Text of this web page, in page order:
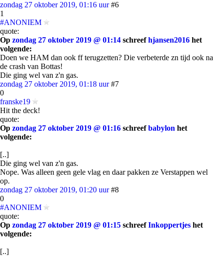
zondag 27 oktober 2019, 01:16 uur #6
1
#ANONIEM
quote:
Op zondag 27 oktober 2019 @ 01:14 schreefhjansen2016 het
volgende:
Doen we HAM dan ook ff terugzetten? Die verbeterde zn tijd ook na
de crash van Bottas!
Die ging wel van z'n gas.
zondag 27 oktober 2019, 01:18 uur #7
0
franske19
Hit the deck!
quote:
Op zondag 27 oktober 2019 @ 01:16 schreefbabylon het
volgende:
[..]
Die ging wel van z'n gas.
Nope. Was alleen geen gele vlag en daar pakken ze Verstappen wel
op.
zondag 27 oktober 2019, 01:20 uur #8
0
#ANONIEM
quote:
Op zondag 27 oktober 2019 @ 01:15 schreefInkoppertjes het
volgende:
[..]